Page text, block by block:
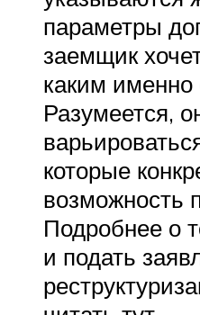
параметры
заемщик
каким именно
Разумеется,
которые
возможность
Подробнее о
и подать